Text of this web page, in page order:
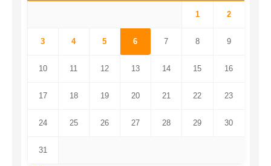
1 2
3 4 5 6 7 8 9
10 11 12 13 14 15 16
17 18 19 20 21 22 23
24 25 26 27 28 29 30
31